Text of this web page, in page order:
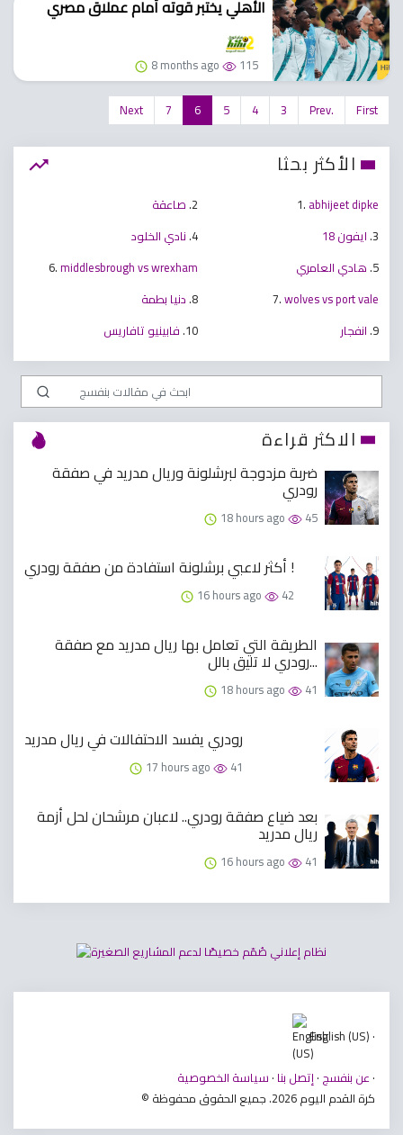
الأهلي يختبر قوته أمام عملاق مصري
8 months ago 115
First
Prev.
3
4
5
6
7
Next
الأكثر بحثا
1. abhijeet dipke
2. صاعقة
3. ايفون 18 4. نادي الخلود
5. هادي العامري 6.middlesbrough vs wrexham
7.wolves vs port vale
8. دنيا بطمة
9. انفجار 10. فابينيو تافاريس
الاكثر قراءة
ضربة مزدوجة لبرشلونة وريال مدريد في صفقة
رودري
18 hours ago 45
أكثر لاعبي برشلونة استفادة من صفقة رودري !
16 hours ago 42
الطريقة التي تعامل بها ريال مدريد مع صفقة
رودري لا تليق بالل...
18 hours ago 41
رودري يفسد الاحتفالات في ريال مدريد
17 hours ago 41
بعد ضياع صفقة رودري.. لاعبان مرشحان لحل أزمة
ريال مدريد
16 hours ago 41
English (US) ·
عن بنفسج · إتصل بنا · سياسة الخصوصية
·
© كرة القدم اليوم 2026. جميع الحقوق محفوظة